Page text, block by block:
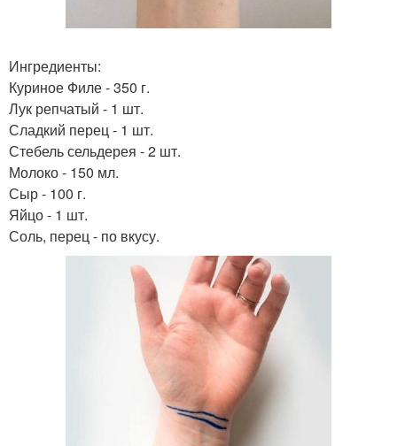
Ингредиенты:
Куриное Филе - 350 г.
Лук репчатый - 1 шт.
Сладкий перец - 1 шт.
Стебель сельдерея - 2 шт.
Молоко - 150 мл.
Сыр - 100 г.
Яйцо - 1 шт.
Соль, перец - по вкусу.